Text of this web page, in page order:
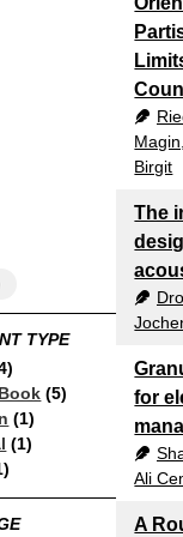
TYPE
(5)
(1)
(1)
Birgit
The
for
Ali
A